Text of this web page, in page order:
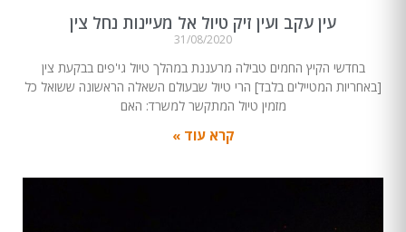
עין עקב ועין זיק טיול אל מעיינות נחל צין
31/08/2020
בחדשי הקיץ החמים טבילה מרעננת במהלך טיול גי'פים בבקעת צין
[באחריות המטיילים בלבד] הרי טיול שבעולם השאלה הראשונה ששואל כל
מזמין טיול המתקשר למשרד: האם
קרא עוד »